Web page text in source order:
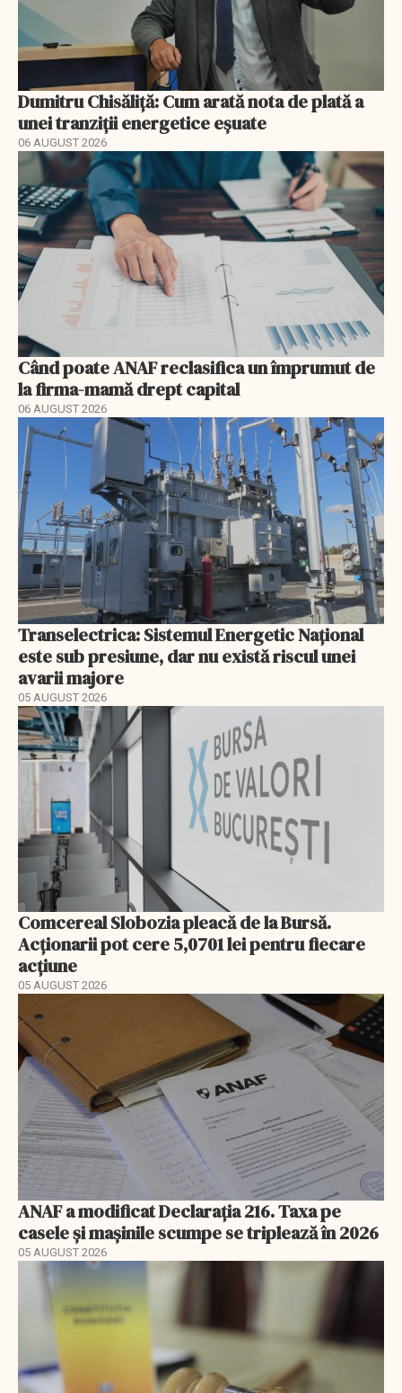
Dumitru Chisăliță: Cum arată nota de plată a
unei tranziții energetice eșuate
06 AUGUST 2026
Când poate ANAF reclasifica un împrumut de
la firma-mamă drept capital
06 AUGUST 2026
Transelectrica: Sistemul Energetic Național
este sub presiune, dar nu există riscul unei
avarii majore
05 AUGUST 2026
Comcereal Slobozia pleacă de la Bursă.
Acționarii pot cere 5,0701 lei pentru fiecare
acțiune
05 AUGUST 2026
ANAF a modificat Declarația 216. Taxa pe
casele și mașinile scumpe se triplează în 2026
05 AUGUST 2026